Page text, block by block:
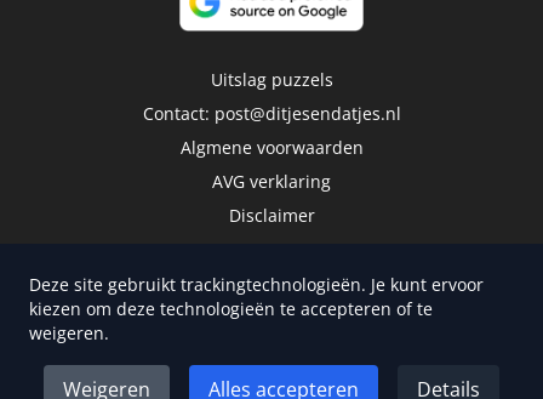
Uitslag puzzels
Contact: post@ditjesendatjes.nl
Algmene voorwaarden
AVG verklaring
Disclaimer
Deze site gebruikt trackingtechnologieën. Je kunt ervoor
kiezen om deze technologieën te accepteren of te
weigeren.
Weigeren Alles accepteren Details